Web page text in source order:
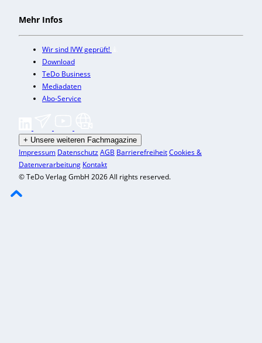
Mehr Infos
Wir sind IVW geprüft!
Download
TeDo Business
Mediadaten
Abo-Service
+ Unsere weiteren Fachmagazine
Impressum DatenschutzAGB BarrierefreiheitCookies &
Datenverarbeitung Kontakt
© TeDo Verlag GmbH 2026 All rights reserved.